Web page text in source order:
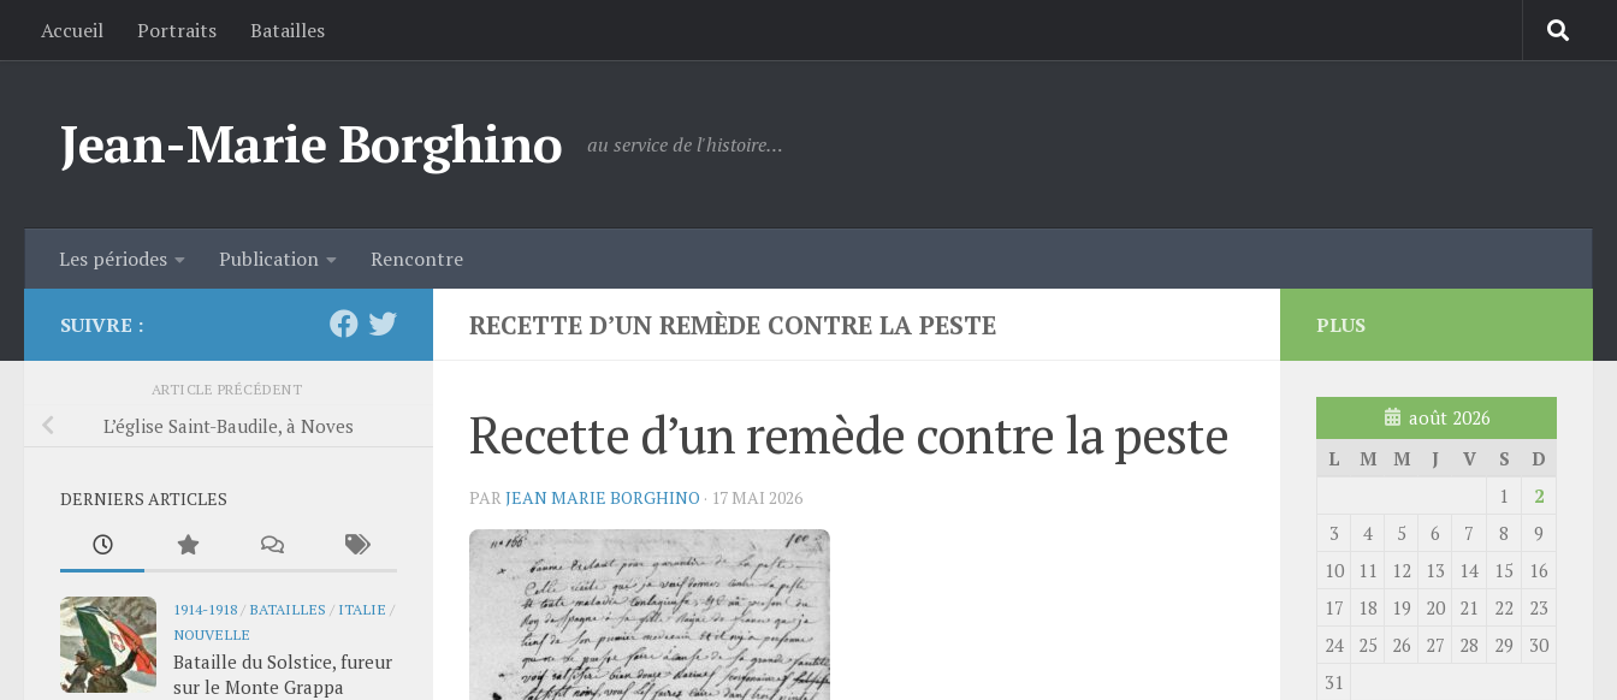
Skip to content
Accueil Portraits Batailles
Jean-Marie Borghino au service de l'histoire…
Les périodes Publication Rencontre
RECETTE D’UN REMÈDE CONTRE LA PESTE
Recette d’un remède contre la peste
PAR JEAN MARIE BORGHINO · 17 MAI 2026
SUIVRE :
ARTICLE PRÉCÉDENT
L’église Saint-Baudile, à Noves
DERNIERS ARTICLES
1914-1918 / BATAILLES / ITALIE /
NOUVELLE
Bataille du Solstice, fureur
sur le Monte Grappa
PLUS
août 2026
L
M M J V S
D
1
2
3
4 5 6 7 8
9
10
11 12 13 14 15
16
17
18 19 20 21 22
23
24
25 26 27 28 29
30
31